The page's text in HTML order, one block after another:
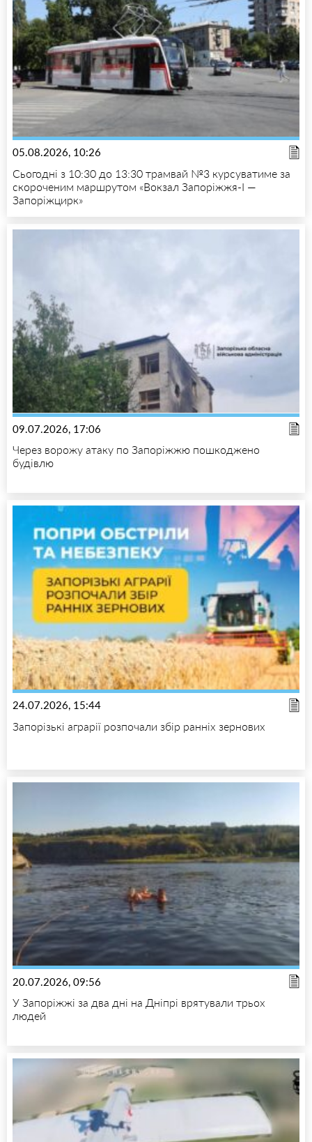
05.08.2026, 10:26
Сьогодні з 10:30 до 13:30 трамвай №3 курсуватиме за
скороченим маршрутом «Вокзал Запоріжжя-I —
Запоріжцирк»
09.07.2026, 17:06
Через ворожу атаку по Запоріжжю пошкоджено
будівлю
24.07.2026, 15:44
Запорізькі аграрії розпочали збір ранніх зернових
20.07.2026, 09:56
У Запоріжжі за два дні на Дніпрі врятували трьох
людей